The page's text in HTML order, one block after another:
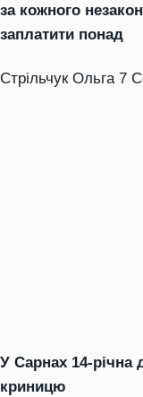
за кожного
заплатити понад
Стрільчук Ольга 7
У Сарнах 14-річна
криницю